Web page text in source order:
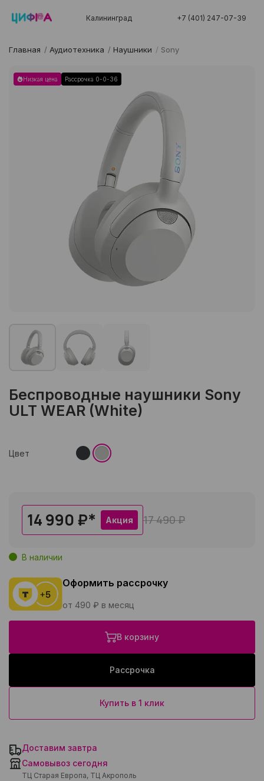
Калининград +7 (401) 247-07-39
Главная / Аудиотехника / Наушники / Sony
Низкая цена Рассрочка 0-0-36
Беспроводные наушники Sony
ULT WEAR (White)
Цвет
14 990 ₽* Акция 17 490 ₽
В наличии
Оформить рассрочку
от 490 ₽ в месяц
В корзину
Рассрочка
Купить в 1 клик
Доставим завтра
Самовывоз сегодня
ТЦ Старая Европа, ТЦ Акрополь